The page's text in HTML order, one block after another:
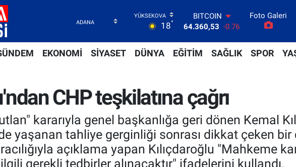
18°
DOLAR
47,7143
0.16
55,0317 -0.02
STERLİN
6574.81
BİST100
13.799
BITCOIN
64.360,53 -0.76
Foto Galeri
EKONOMİ SİYASET DÜNYA EĞİTİM SAĞLIK SPOR
CHP teşkilatına çağrı
kararıyla genel başkanlığa geri dönen Kemal
yaşanan tahliye gerginliği sonrası dikkat çeken bir
açıklama yapan Kılıçdaroğlu "Mahkeme
gerekli tedbirler alınacaktır" ifadelerini kullandı.